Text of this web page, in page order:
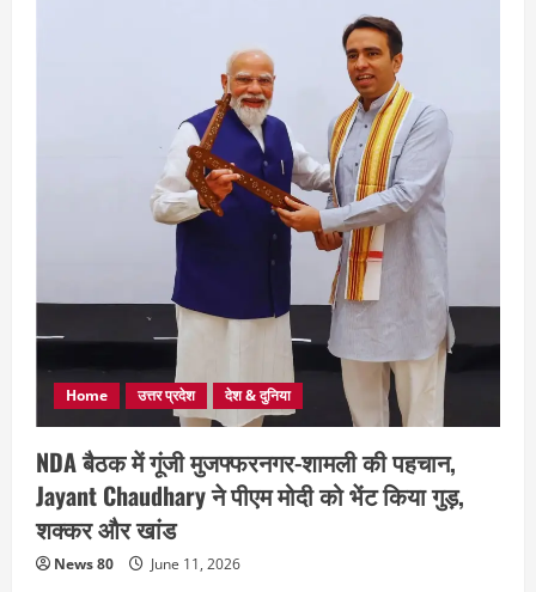
Home उत्तर प्रदेश देश & दुनिया
NDA बैठक में गूंजी मुजफ्फरनगर-शामली की पहचान,
Jayant Chaudhary ने पीएम मोदी को भेंट किया गुड़,
शक्कर और खांड
News 80 June 11, 2026